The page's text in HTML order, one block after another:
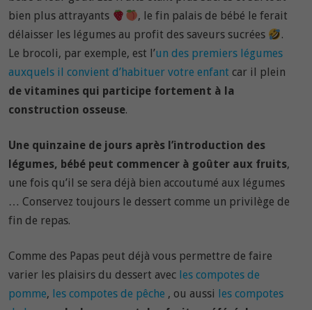
bien plus attrayants
, le fin palais de bébé le ferait
délaisser les légumes au profit des saveurs sucrées
.
Le brocoli, par exemple, est l’un des premiers légumes
auxquels il convient d’habituer votre enfant car il plein
de vitamines qui participe fortement à la
construction osseuse.
Une quinzaine de jours après l’introduction des
légumes, bébé peut commencer à goûter aux fruits,
une fois qu’il se sera déjà bien accoutumé aux légumes
… Conservez toujours le dessert comme un privilège de
fin de repas.
Comme des Papas peut déjà vous permettre de faire
varier les plaisirs du dessert avec les compotes de
pomme, les compotes de pêche , ou aussi les compotes